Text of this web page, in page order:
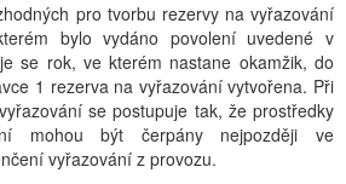
pro tvorbu rezervy na vyřazování
bylo vydáno povolení uvedené v
se rok, ve kterém nastane okamžik, do
1 rezerva na vyřazování vytvořena. Při
se postupuje tak, že prostředky
mohou být čerpány nejpozději ve
vyřazování z provozu.